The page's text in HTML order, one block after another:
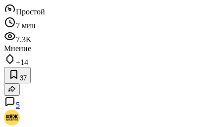
Простой
7 мин
7.3K
Мнение
+14
37
5